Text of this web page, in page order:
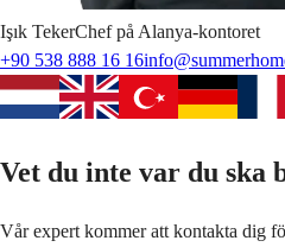
Işık TekerChef på Alanya-kontoret
+90 538 888 16 16
Vet du inte var du ska
Vår expert kommer att kontakta dig